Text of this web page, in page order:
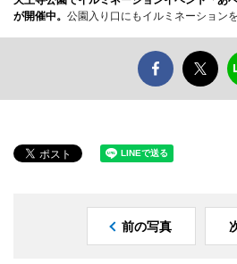
が開催中。 公園入り口にもイルミネーションを
前の写真